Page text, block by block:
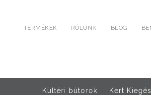
TERMÉKEK RÓLUNK BLOG
Kültéri bútorok Kert